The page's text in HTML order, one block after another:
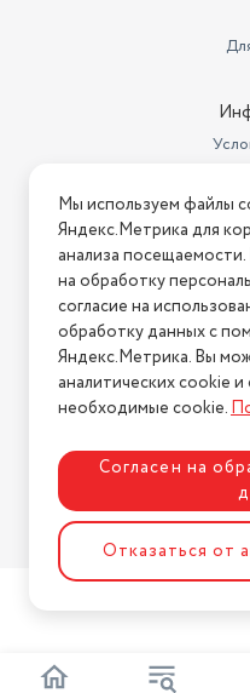
Нашли ошибку
2026 © Интернет-
Политика
Разработка
Мы используем файлы
Яндекс.Метрика для
анализа
на обработку
согласие на
обработку данных с
Яндекс.Метрика. Вы
аналитических cookie
необходимые cookie.
Согласен на
Отказаться от